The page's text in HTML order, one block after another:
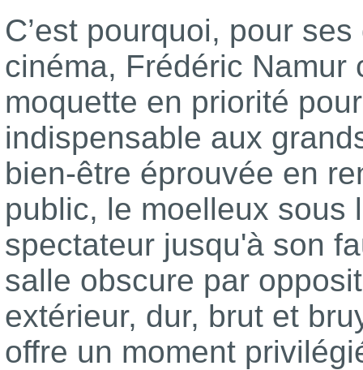
C’est pourquoi, pour
cinéma, Frédéric
moquette en priorité
indispensable aux
bien-être éprouvée en
public, le moelleux sous
spectateur jusqu'à son
salle obscure par
extérieur, dur, brut et
offre un moment